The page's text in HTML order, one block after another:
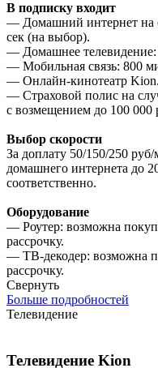
В подписку входит
— Домашний интернет на
сек (на выбор).
— Домашнее телевидение:
— Мобильная связь: 800
— Онлайн-кинотеатр Kion.
— Страховой полис на
с возмещением до 100 000
Выбор скорости
За доплату 50/150/250
домашнего интернета до
соответственно.
Оборудование
— Роутер: возможна
рассрочку.
— ТВ-декодер: возможна
рассрочку.
Свернуть
Больше подробностей
Телевидение
Телевидение Kion